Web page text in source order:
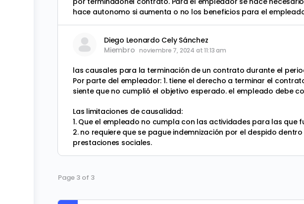
hace autonomo si aumenta o no los beneficios para el
Diego Leonardo Cely Sánchez
Miembro noviembre 7, 2024 at 11:13 am
las causales para la terminación de un contrato durante el
Por parte del empleador: 1. tiene el derecho a terminar el
siente que no cumplió el objetivo esperado. el empleado debe
Las limitaciones de causalidad:
1. Que el empleado no cumpla con las actividades para las que
2. no requiere que se pague indemnización por el despido
prestaciones sociales.
Page 3 of 3